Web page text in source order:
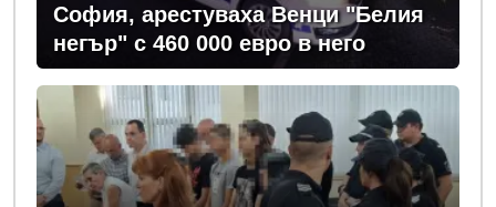
София, арестуваха Венци "Белия
негър" с 460 000 евро в него